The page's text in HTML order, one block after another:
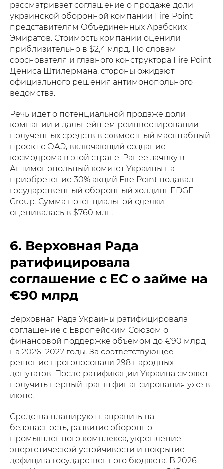
рассматривает соглашение о продаже доли
украинской оборонной компании Fire Point
представителям Объединенных Арабских
Эмиратов. Стоимость компании оценили
приблизительно в $2,4 млрд. По словам
сооснователя и главного конструктора Fire Point
Дениса Штилермана, стороны ожидают
официального решения антимонопольного
ведомства.
Речь идет о потенциальной продаже доли
компании и дальнейшем реинвестировании
полученных средств в совместный масштабный
проект с ОАЭ, включающий создание
космодрома в этой стране. Ранее заявку в
Антимонопольный комитет Украины на
приобретение 30% акций Fire Point подавал
государственный оборонный холдинг EDGE
Group. Сумма потенциальной сделки
оценивалась в $760 млн.
6. Верховная Рада
ратифицировала
соглашение с ЕС о займе на
€90 млрд
Верховная Рада Украины ратифицировала
соглашение с Европейским Союзом о
финансовой поддержке объемом до €90 млрд
на 2026–2027 годы. За соответствующее
решение проголосовали 298 народных
депутатов. После ратификации Украина сможет
получить первый транш финансирования уже в
июне.
Средства планируют направить на
безопасность, развитие оборонно-
промышленного комплекса, укрепление
энергетической устойчивости и покрытие
дефицита государственного бюджета. В 2026